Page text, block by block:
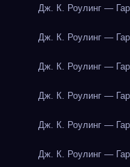
Дж. К. Роулинг —
Дж. К. Роулинг —
Дж. К. Роулинг —
Дж. К. Роулинг —
Дж. К. Роулинг —
Дж. К. Роулинг —